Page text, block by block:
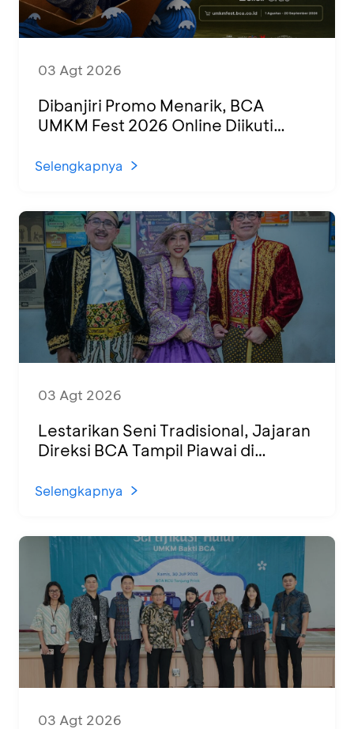
03 Agt 2026
Dibanjiri Promo Menarik, BCA
UMKM Fest 2026 Online Diikuti
Selengkapnya
03 Agt 2026
Lestarikan Seni Tradisional, Jajaran
Direksi BCA Tampil Piawai di
Selengkapnya
03 Agt 2026